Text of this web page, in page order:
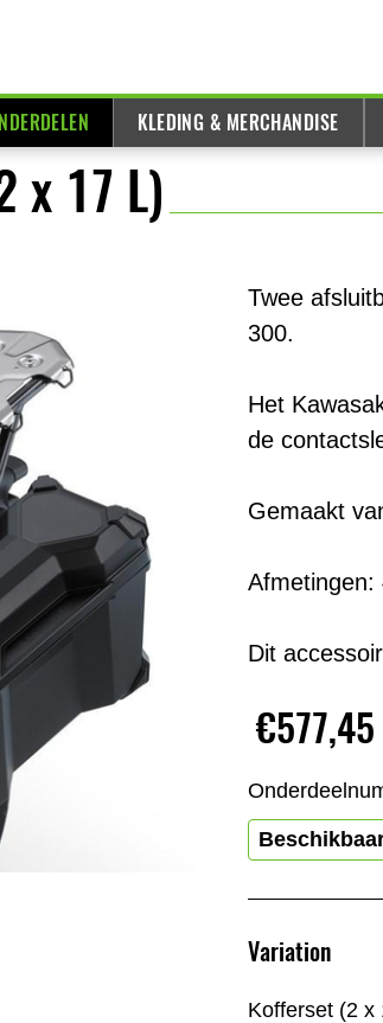
KLEDING & MERCHANDISE
x 17 L)
Twee
300.
Het
de
Gemaakt
Afmetingen:
Dit
€577,45
Variation
Kofferset (2 x